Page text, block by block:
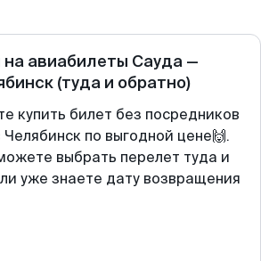
авиабилеты Сауда —
(туда и обратно)
купить билет без посредников
Челябинск по выгодной цене🙌.
выбрать перелет туда и
уже знаете дату возвращения